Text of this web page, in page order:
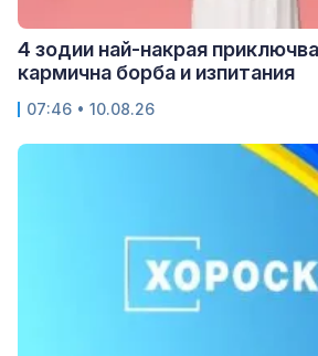
4 зодии най-накрая
кармична борба и изпитания
07:46 • 10.08.26